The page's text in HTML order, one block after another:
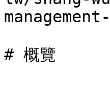
# 概覽